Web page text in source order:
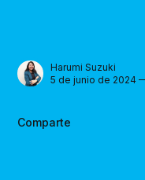
Harumi Suzuki
5 de junio de 2024
Comparte